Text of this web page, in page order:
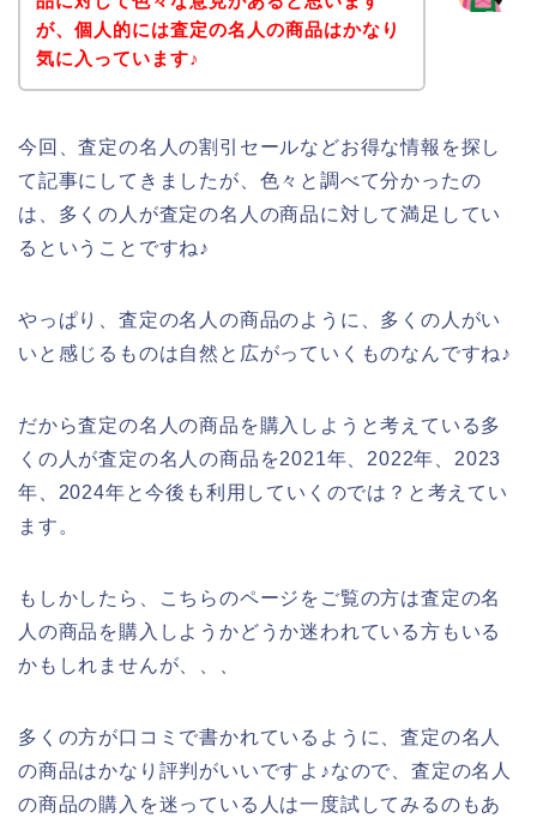
が、個人的には査定の名人の商品はかなり
気に入っています♪
今回、査定の名人の割引セールなどお得な情報を探し
て記事にしてきましたが、色々と調べて分かったの
は、多くの人が査定の名人の商品に対して満足してい
るということですね♪
やっぱり、査定の名人の商品のように、多くの人がい
いと感じるものは自然と広がっていくものなんですね♪
だから査定の名人の商品を購入しようと考えている多
くの人が査定の名人の商品を2021年、2022年、2023
年、2024年と今後も利用していくのでは？と考えてい
ます。
もしかしたら、こちらのページをご覧の方は査定の名
人の商品を購入しようかどうか迷われている方もいる
かもしれませんが、、、
多くの方が口コミで書かれているように、査定の名人
の商品はかなり評判がいいですよ♪なので、査定の名人
の商品の購入を迷っている人は一度試してみるのもあ